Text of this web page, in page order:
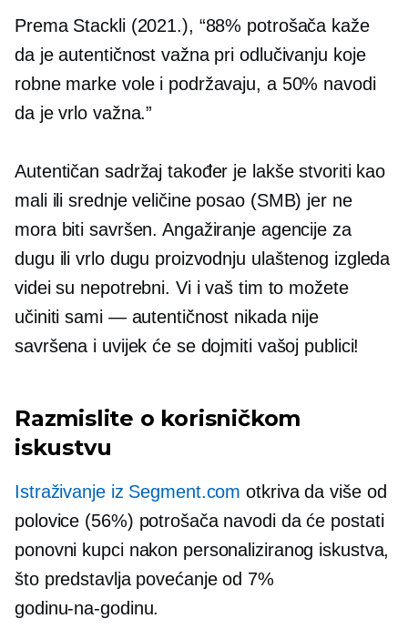
Prema Stackli (2021.), “88% potrošača kaže
da je autentičnost važna pri odlučivanju koje
robne marke vole i podržavaju, a 50% navodi
da je vrlo važna.”
Autentičan sadržaj također je lakše stvoriti kao
mali ilisrednje veličineposao (SMB) jer ne
mora biti savršen. Angažiranje agencije za
dugu ili vrlo dugu proizvodnju ulaštenog izgleda
videi su nepotrebni. Vi i vaš tim to možete
učiniti sami — autentičnost nikada nije
savršena i uvijek će se dojmiti vašoj publici!
Razmislite o korisničkom
iskustvu
Istraživanje iz Segment.com otkriva da više od
polovice (56%) potrošača navodi da će postati
ponovni kupci nakon personaliziranog iskustva,
što predstavlja povećanje od 7%
godinu-na-godinu.